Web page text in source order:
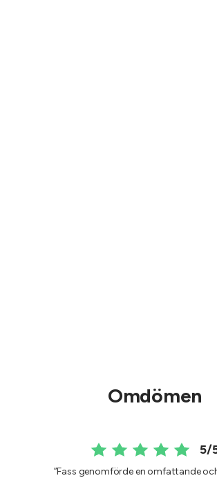
Omdömen
5/
”Fass genomförde en omfattande